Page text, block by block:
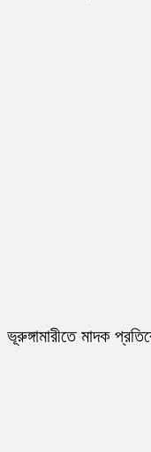
ভূরুঙ্গামারীতে মাদক